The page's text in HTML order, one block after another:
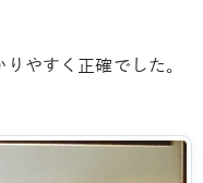
やすく正確でした。